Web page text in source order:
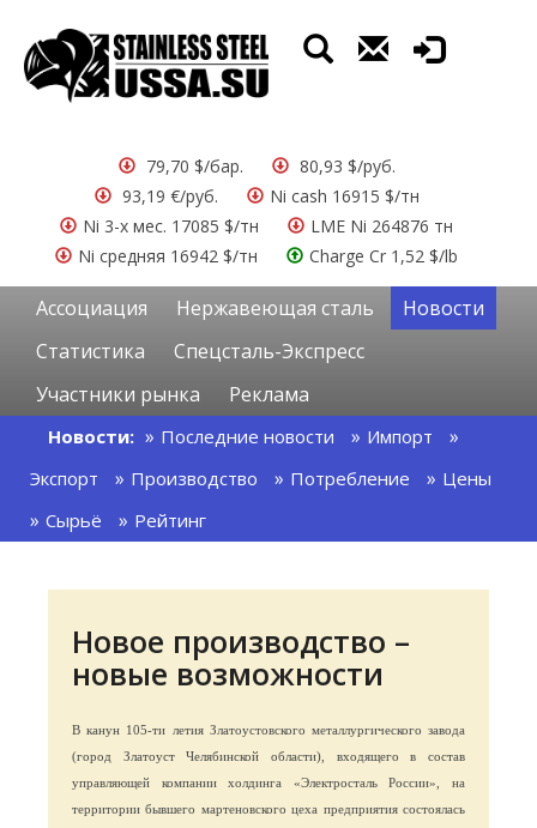
79,70 $/бар.
80,93 $/руб.
93,19 €/руб.
Ni cash 16915 $/тн
Ni 3-х мес. 17085 $/тн
LME Ni 264876 тн
Ni средняя 16942 $/тн
Charge Cr 1,52 $/lb
Ассоциация Нержавеющая сталь
Новости
Статистика
Спецсталь-Экспресс
Участники рынка
Реклама
Новости: Последние новости
Импорт
Экспорт
Производство Потребление
Цены
Сырьё
Рейтинг
Новое производство –
новые возможности
В канун 105-ти летия Златоустовского металлургического завода
(город Златоуст Челябинской области), входящего в состав
управляющей компании холдинга «Электросталь России», на
территории бывшего мартеновского цеха предприятия состоялась